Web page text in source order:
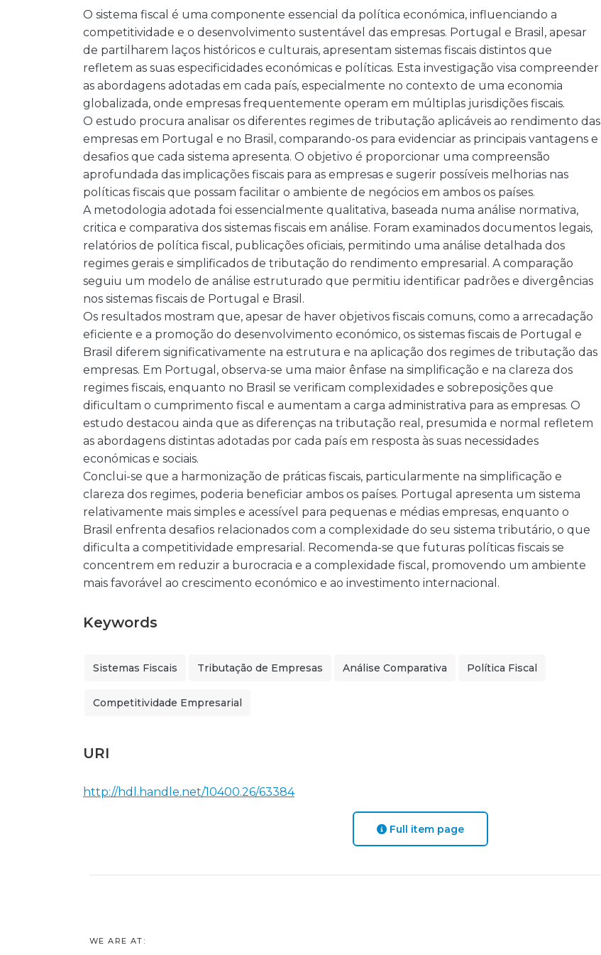
O sistema fiscal é uma componente essencial da política económica, influenciando a
competitividade e o desenvolvimento sustentável das empresas. Portugal e Brasil, apesar
de partilharem laços históricos e culturais, apresentam sistemas fiscais distintos que
refletem as suas especificidades económicas e políticas. Esta investigação visa compreender
as abordagens adotadas em cada país, especialmente no contexto de uma economia
globalizada, onde empresas frequentemente operam em múltiplas jurisdições fiscais.
O estudo procura analisar os diferentes regimes de tributação aplicáveis ao rendimento das
empresas em Portugal e no Brasil, comparando-os para evidenciar as principais vantagens e
desafios que cada sistema apresenta. O objetivo é proporcionar uma compreensão
aprofundada das implicações fiscais para as empresas e sugerir possíveis melhorias nas
políticas fiscais que possam facilitar o ambiente de negócios em ambos os países.
A metodologia adotada foi essencialmente qualitativa, baseada numa análise normativa,
critica e comparativa dos sistemas fiscais em análise. Foram examinados documentos legais,
relatórios de política fiscal, publicações oficiais, permitindo uma análise detalhada dos
regimes gerais e simplificados de tributação do rendimento empresarial. A comparação
seguiu um modelo de análise estruturado que permitiu identificar padrões e divergências
nos sistemas fiscais de Portugal e Brasil.
Os resultados mostram que, apesar de haver objetivos fiscais comuns, como a arrecadação
eficiente e a promoção do desenvolvimento económico, os sistemas fiscais de Portugal e
Brasil diferem significativamente na estrutura e na aplicação dos regimes de tributação das
empresas. Em Portugal, observa-se uma maior ênfase na simplificação e na clareza dos
regimes fiscais, enquanto no Brasil se verificam complexidades e sobreposições que
dificultam o cumprimento fiscal e aumentam a carga administrativa para as empresas. O
estudo destacou ainda que as diferenças na tributação real, presumida e normal refletem
as abordagens distintas adotadas por cada país em resposta às suas necessidades
económicas e sociais.
Conclui-se que a harmonização de práticas fiscais, particularmente na simplificação e
clareza dos regimes, poderia beneficiar ambos os países. Portugal apresenta um sistema
relativamente mais simples e acessível para pequenas e médias empresas, enquanto o
Brasil enfrenta desafios relacionados com a complexidade do seu sistema tributário, o que
dificulta a competitividade empresarial. Recomenda-se que futuras políticas fiscais se
concentrem em reduzir a burocracia e a complexidade fiscal, promovendo um ambiente
mais favorável ao crescimento económico e ao investimento internacional.
Keywords
Sistemas Fiscais Tributação de Empresas Análise Comparativa Política Fiscal
Competitividade Empresarial
URI
http://hdl.handle.net/10400.26/63384
Full item page
WE ARE AT: